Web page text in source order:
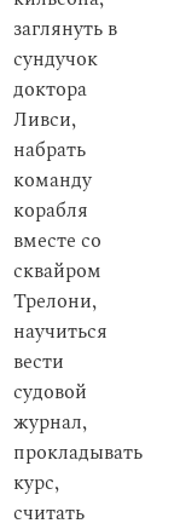
заглянуть в
сундучок
доктора
Ливси,
набрать
команду
корабля
вместе со
сквайром
Трелони,
научиться
вести
судовой
журнал,
прокладывать
курс,
считать